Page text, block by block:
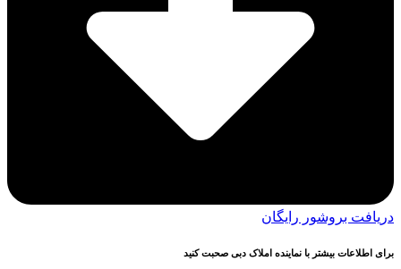
دریافت بروشور رایگان
برای اطلاعات بیشتر با نماینده املاک دبی صحبت کنید